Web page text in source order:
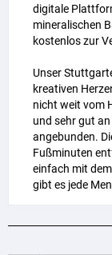
digitale
mineralischen
kostenlos zur
Unser
kreativen
nicht weit vom
und sehr gut
angebunden.
Fußminuten
einfach mit
gibt es jede